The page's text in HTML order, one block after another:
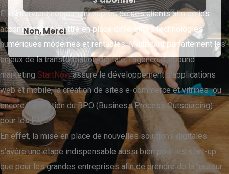
Elle intervient notamment auprès de ses clients afin de les
accompagner à mettre en place différentes technologies
numériques modernes et rentables. Maîtrisant parfaitement les
enjeux de la transformation digitale, l’agence d’inbound
marketing StartNowassure le développement d’applications
web et mobile, lacréation de sites e-commerce et vitrinesou
encore l’utilisation du BPO (Business Process Outsourcing)
pour les PME.
En effet, la mise en place de nouvelles solutions digitales
s’avère une étape indispensable aussi bien pour les start-up
que pour les grandes entreprises afin de prendre de la hauteur
Non, Merci